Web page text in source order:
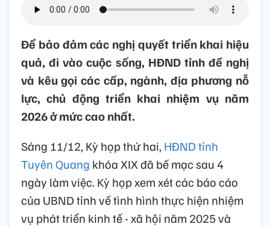
Để bảo đảm các nghị quyết triển khai hiệu
quả, đi vào cuộc sống, HĐND tỉnh đề nghị
và kêu gọi các cấp, ngành, địa phương nỗ
lực, chủ động triển khai nhiệm vụ năm
2026 ở mức cao nhất.
Sáng 11/12, Kỳ họp thứ hai,HĐND tỉnh
Tuyên Quang khóa XIX đã bế mạc sau 4
ngày làm việc. Kỳ họp xem xét các báo cáo
của UBND tỉnh về tình hình thực hiện nhiệm
vụ phát triển kinh tế - xã hội năm 2025 và